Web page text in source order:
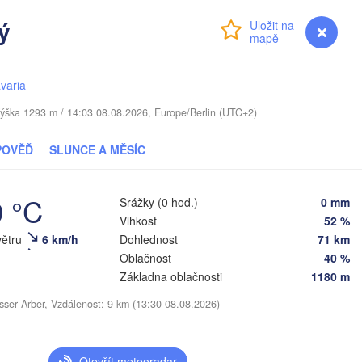
myVentusky Předpověď
1293 m / 14:03 08.08.2026, Europe/Berlin (UTC+2)
SLUNCE A MĚSÍC
°C
6 km/h
Srážky (0 hod.)
0 mm
Vlhkost
52 %
Dohlednost
71 km
Oblačnost
40 %
Základna oblačnosti
1180 m
Arber, Vzdálenost: 9 km (13:30 08.08.2026)
Мінск
Баранавічы
Рівне
Віцебск
(Viciebsk)
Магілёў
(Mahilioŭ)
BĚLORUSKO